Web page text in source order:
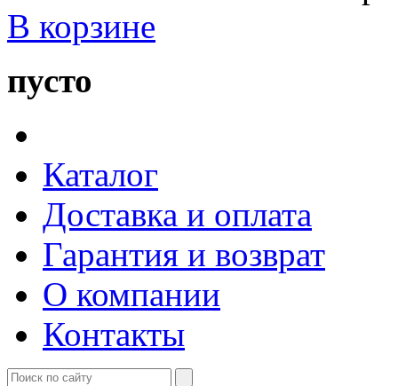
В корзине
пусто
Каталог
Доставка и оплата
Гарантия и возврат
О компании
Контакты